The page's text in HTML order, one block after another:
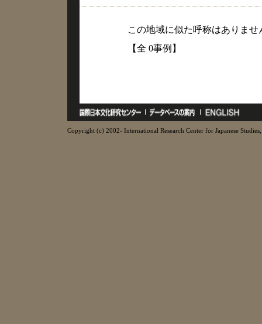
この地域に似た呼称はありませ
【全 0事例】
Copyright (c) 2002- International Research Center for Japanese